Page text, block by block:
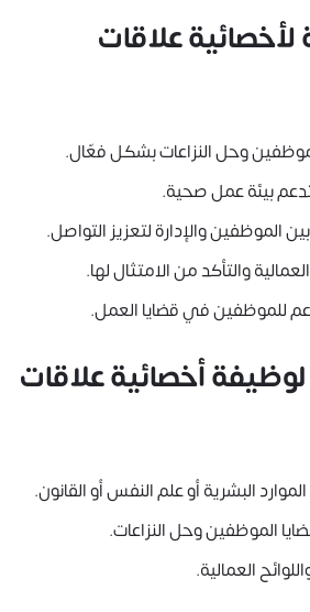
لأخصائية علاقات
وحل النزاعات بشكل فعّال.
بيئة عمل صحية.
الموظفين والإدارة لتعزيز التواصل.
والتأكد من الامتثال لها.
للموظفين في قضايا العمل.
أخصائية علاقات
البشرية أو علم النفس أو القانون.
الموظفين وحل النزاعات.
العمالية.